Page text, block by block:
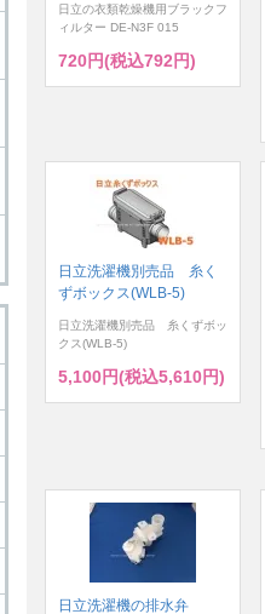
日立の衣類乾燥機用ブラックフ
ィルター DE-N3F 015
720円(税込792円)
日立洗濯機別売品 糸く
ずボックス(WLB-5)
日立洗濯機別売品 糸くずボッ
クス(WLB-5)
5,100円(税込5,610円)
日立洗濯機の排水弁